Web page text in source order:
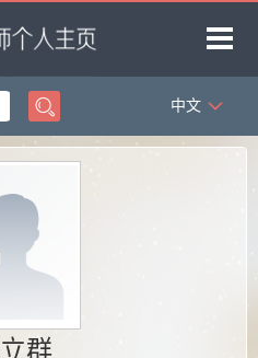
首页
中文
群